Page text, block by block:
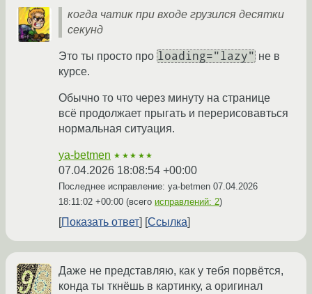
когда чатик при входе грузился десятки
секунд
Это ты просто про loading="lazy" не в
курсе.
Обычно то что через минуту на странице
всё продолжает прыгать и перерисовавться
нормальная ситуация.
ya-betmen ★★★★★
07.04.2026 18:08:54 +00:00
Последнее исправление: ya-betmen 07.04.2026
18:11:02 +00:00 (всего исправлений: 2)
Показать ответ Ссылка
Даже не представляю, как у тебя порвётся,
конда ты ткнёшь в картинку, а оригинал